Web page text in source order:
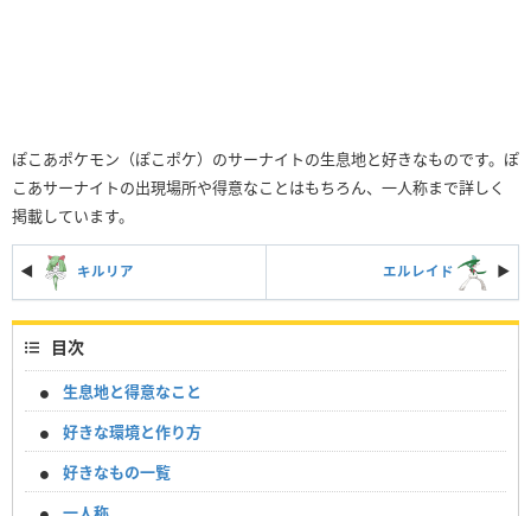
ぽこあポケモン（ぽこポケ）のサーナイトの生息地と好きなものです。ぽ
こあサーナイトの出現場所や得意なことはもちろん、一人称まで詳しく
掲載しています。
◀ キルリア エルレイド ▶︎
目次
生息地と得意なこと
好きな環境と作り方
好きなもの一覧